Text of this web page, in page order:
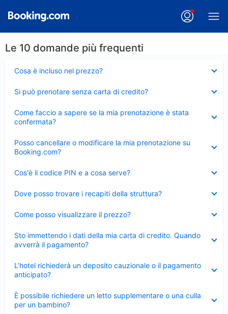
Le 10 domande più frequenti
Cosa è incluso nel prezzo?
chiuso
Si può prenotare senza carta di credito?
chiuso
Come faccio a sapere se la mia prenotazione è stata
confermata?
chiuso
Posso cancellare o modificare la mia prenotazione su
Booking.com?
chiuso
Cos'è il codice PIN e a cosa serve?
chiuso
Dove posso trovare i recapiti della struttura?
chiuso
Come posso visualizzare il prezzo?
chiuso
Sto immettendo i dati della mia carta di credito. Quando
avverrà il pagamento?
chiuso
L’hotel richiederà un deposito cauzionale o il pagamento
anticipato?
chiuso
È possibile richiedere un letto supplementare o una culla
per un bambino?
Elemento
chiuso